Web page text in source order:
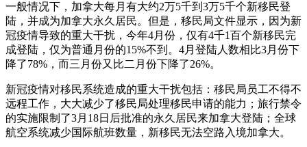
惨！
加
拿
大
4
份
只
有
4000
一般情况下，加拿大每月有大约2万5千到3万5千个新移民登
陆，并成为加拿大永久居民。但是，移民局文件显示，因为新
冠疫情导致的重大干扰，今年4月份，仅有4千1百个新移民完
成登陆，仅为普通月份的15%不到。4月登陆人数相比3月份下
降了78%，而三月份又比二月份下降了26%。
新冠疫情对移民系统造成的重大干扰包括：移民局员工不得不
远程工作，大大减少了移民局处理移民申请的能力；旅行禁令
的实施限制了3月18日后批准的永久居民来加拿大登陆；全球
航空系统减少国际航班数量，新移民无法空路入境加拿大。